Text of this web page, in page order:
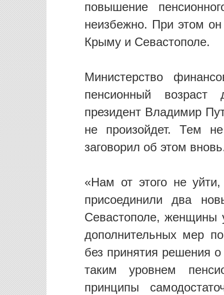
повышение
неизбежно. При этом
Крыму и Севастополе.
Министерство
пенсионный
президент Владимир
не произойдет. Тем
заговорил об этом
«Нам от этого не
присоединили два
Севастополе, женщины
дополнительных мер
без принятия решения
таким уровнем
принципы